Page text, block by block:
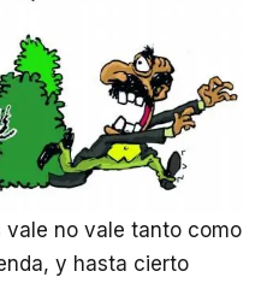
vale no vale tanto como
y hasta cierto